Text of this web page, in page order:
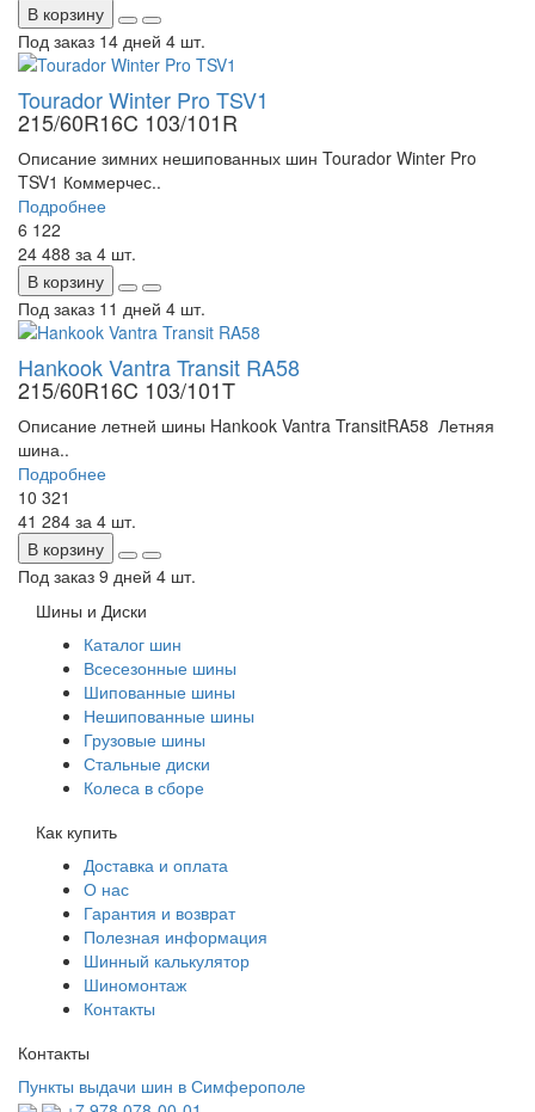
В корзину
Под заказ 14 дней 4 шт.
Tourador Winter Pro TSV1
215/60R16C 103/101R
Описание зимних нешипованных шин Tourador Winter Pro
TSV1 Коммерчес..
Подробнее
6 122
24 488 за 4 шт.
В корзину
Под заказ 11 дней 4 шт.
Hankook Vantra Transit RA58
215/60R16C 103/101T
Описание летней шины Hankook Vantra TransitRA58 Летняя
шина..
Подробнее
10 321
41 284 за 4 шт.
В корзину
Под заказ 9 дней 4 шт.
Шины и Диски
Каталог шин
Всесезонные шины
Шипованные шины
Нешипованные шины
Грузовые шины
Стальные диски
Колеса в сборе
Как купить
Доставка и оплата
О нас
Гарантия и возврат
Полезная информация
Шинный калькулятор
Шиномонтаж
Контакты
Контакты
Пункты выдачи шин в Симферополе